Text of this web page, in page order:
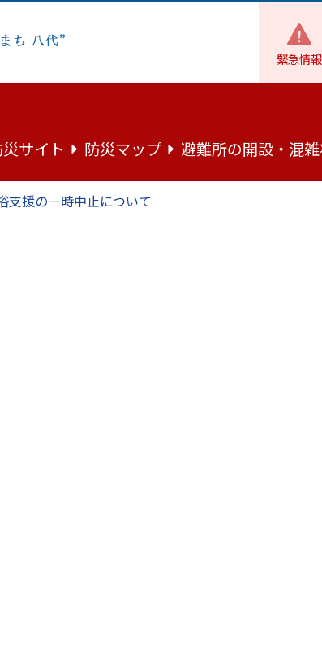
緊急情報
災サイト 防災マップ 避難所の開設・混
支援の一時中止について
ボンズ」
を問わず、どなたでも入会できます。